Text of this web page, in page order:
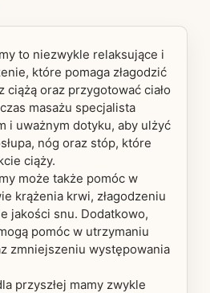
to niezwykle relaksujące i
które pomaga złagodzić
oraz przygotować ciało
masażu specjalista
i uważnym dotyku, aby ulżyć
nóg oraz stóp, które
ciąży.
może także pomóc w
krążenia krwi, złagodzeniu
jakości snu. Dodatkowo,
pomóc w utrzymaniu
zmniejszeniu występowania
przyszłej mamy zwykle